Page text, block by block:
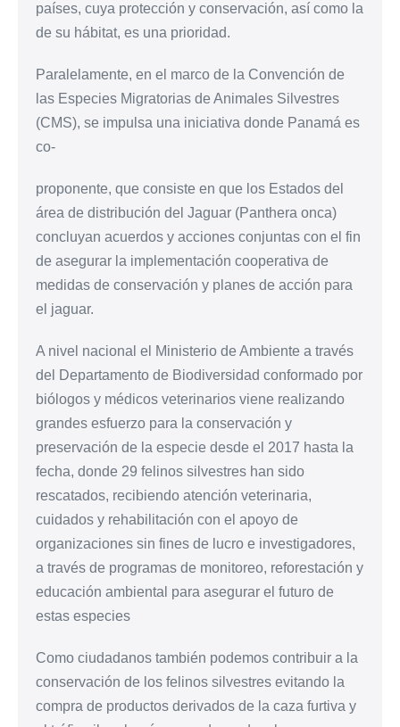
países, cuya protección y conservación, así como la
de su hábitat, es una prioridad.
Paralelamente, en el marco de la Convención de
las Especies Migratorias de Animales Silvestres
(CMS), se impulsa una iniciativa donde Panamá es
co-
proponente, que consiste en que los Estados del
área de distribución del Jaguar (Panthera onca)
concluyan acuerdos y acciones conjuntas con el fin
de asegurar la implementación cooperativa de
medidas de conservación y planes de acción para
el jaguar.
A nivel nacional el Ministerio de Ambiente a través
del Departamento de Biodiversidad conformado por
biólogos y médicos veterinarios viene realizando
grandes esfuerzo para la conservación y
preservación de la especie desde el 2017 hasta la
fecha, donde 29 felinos silvestres han sido
rescatados, recibiendo atención veterinaria,
cuidados y rehabilitación con el apoyo de
organizaciones sin fines de lucro e investigadores,
a través de programas de monitoreo, reforestación y
educación ambiental para asegurar el futuro de
estas especies
Como ciudadanos también podemos contribuir a la
conservación de los felinos silvestres evitando la
compra de productos derivados de la caza furtiva y